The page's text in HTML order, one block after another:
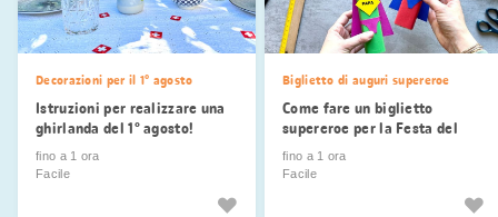
Decorazioni per il 1° agosto
Istruzioni per realizzare una
ghirlanda del 1° agosto!
fino a 1 ora
Facile
Biglietto di auguri supereroe
Come fare un biglietto
supereroe per la Festa del
Papà
fino a 1 ora
Facile